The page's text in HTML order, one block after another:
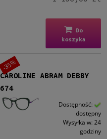
Do
koszyka
CAROLINE ABRAM DEBBY
674
Dostępność:
dostępny
Wysyłka w: 24
godziny
-35%